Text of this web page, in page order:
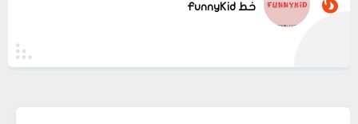
خط FunnyKid